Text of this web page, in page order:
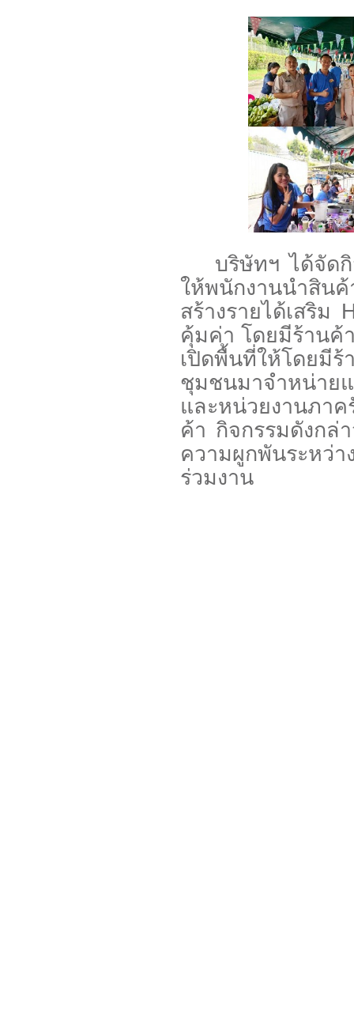
บริษัทฯ ได้จัดกิจ
ให้พนักงานนำสิน
สร้างรายได้เสริม
คุ้มค่า โดยมีร้านค้
เปิดพื้นที่ให้โดยมี
ชุมชนมาจำหน่าย
และหน่วยงานภา
ค้า กิจกรรมดังกล่
ความผูกพันระหว่
ร่วมงาน